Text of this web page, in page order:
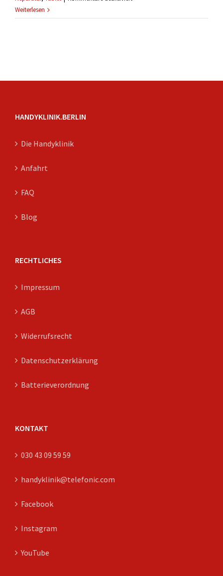
lang
Weiterlesen
HANDYKLINIK.BERLIN
Die Handyklinik
Anfahrt
FAQ
Blog
RECHTLICHES
Impressum
AGB
Widerrufsrecht
Datenschutzerklärung
Batterieverordnung
KONTAKT
030 43 09 59 59
handyklinik@telefonic.com
Facebook
Instagram
YouTube